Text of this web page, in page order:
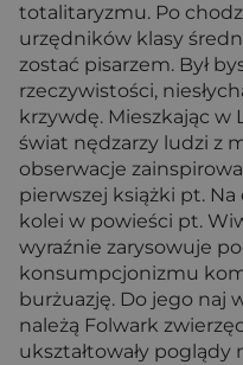
totalitaryzmu. Po
urzędników klasy
zostać pisarzem. Był
rzeczywistości,
krzywdę. Mieszkając w
świat nędzarzy ludzi z
obserwacje
pierwszej książki pt.
kolei w powieści pt.
wyraźnie zarysowuje
konsumpcjonizmu
burżuazję. Do jego naj
należą Folwark
ukształtowały